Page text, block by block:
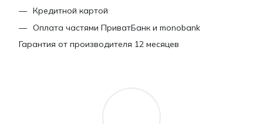
Кредитной картой
Оплата частями ПриватБанк и monobank
Гарантия от производителя 12 месяцев